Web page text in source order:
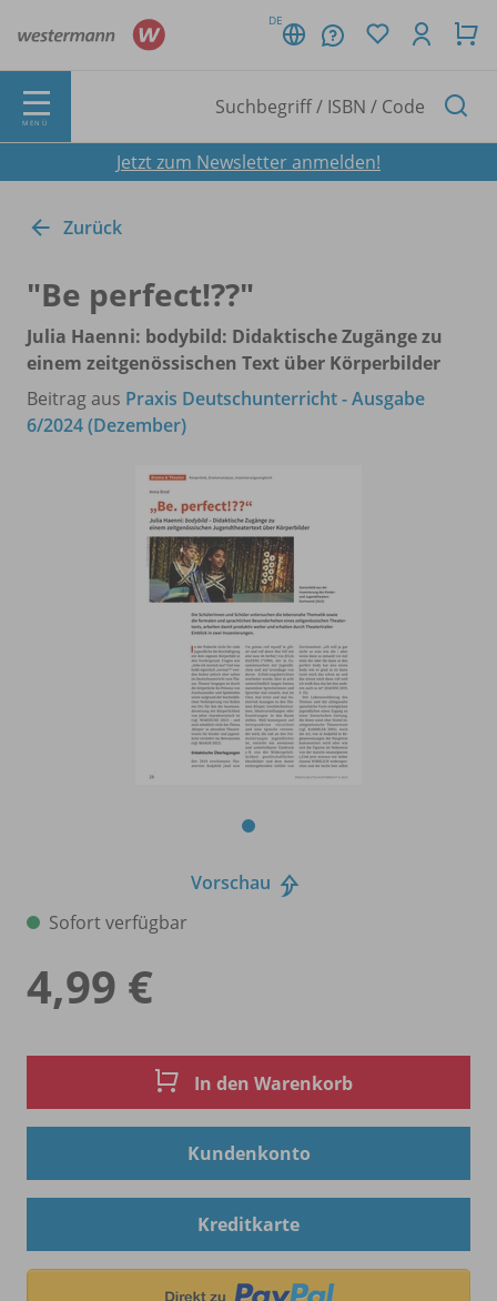
DE
MENÜ
Jetzt zum Newsletter anmelden!
Zurück
"Be perfect!??"
Julia Haenni: bodybild: Didaktische Zugänge zu
einem zeitgenössischen Text über Körperbilder
Beitrag aus Praxis Deutschunterricht - Ausgabe
6/2024 (Dezember)
Vorschau
Sofort verfügbar
4,99 €
In den Warenkorb
Kundenkonto
Kreditkarte